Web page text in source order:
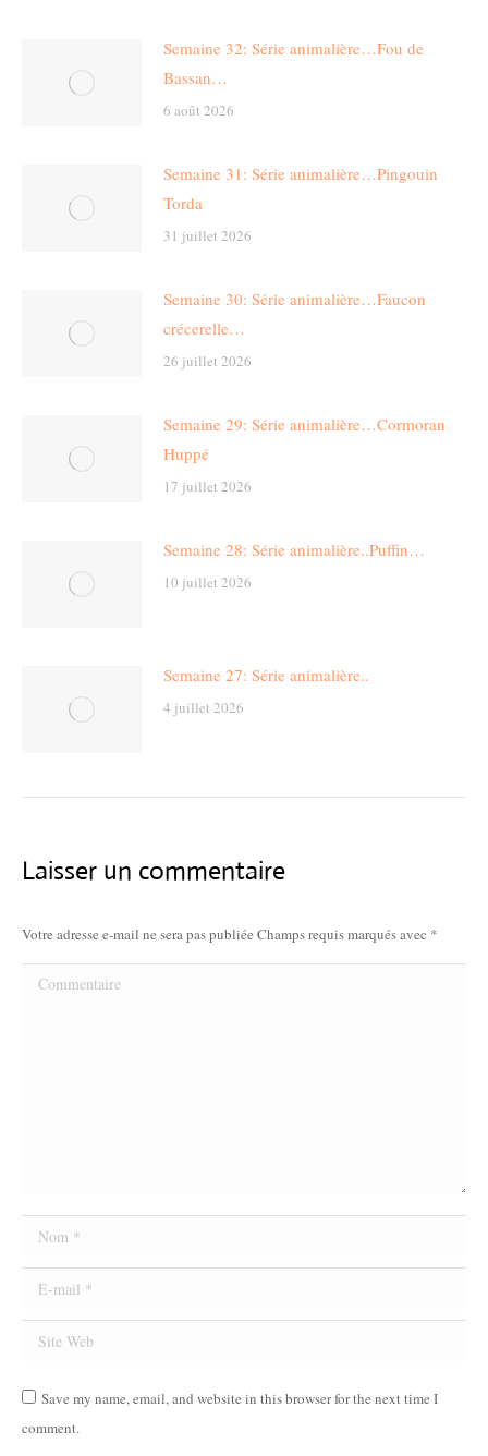
Semaine 32: Série animalière…Fou de
Bassan…
6 août 2026
Semaine 31: Série animalière…Pingouin
Torda
31 juillet 2026
Semaine 30: Série animalière…Faucon
crécerelle…
26 juillet 2026
Semaine 29: Série animalière…Cormoran
Huppé
17 juillet 2026
Semaine 28: Série animalière..Puffin…
10 juillet 2026
Semaine 27: Série animalière..
4 juillet 2026
Laisser un commentaire
Votre adresse e-mail ne sera pas publiée Champs requis marqués avec *
Commentaire
Nom *
E-mail *
Site Web
Save my name, email, and website in this browser for the next time I
comment.